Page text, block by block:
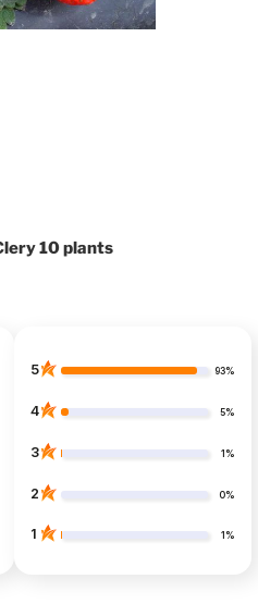
10 plants
5 93%
4 5%
3 1%
2 0%
1 1%